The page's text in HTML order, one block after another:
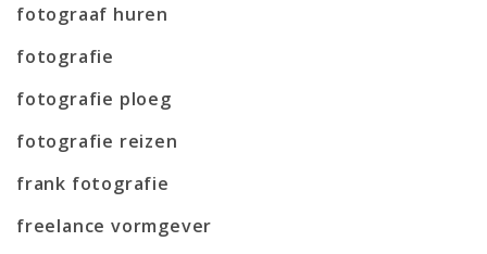
fotograaf huren
fotografie
fotografie ploeg
fotografie reizen
frank fotografie
freelance vormgever